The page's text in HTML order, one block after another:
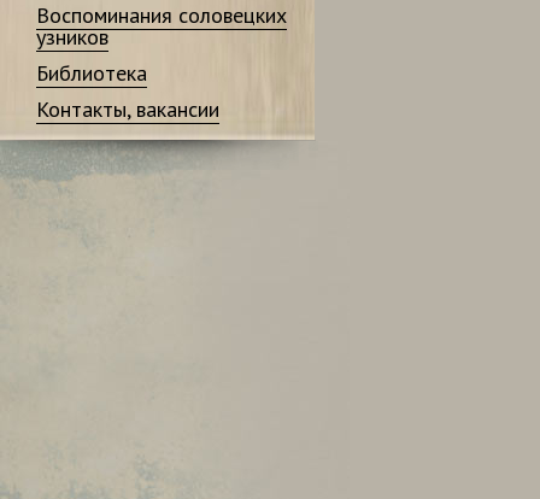
Воспоминания соловецких
узников
Библиотека
Контакты, вакансии